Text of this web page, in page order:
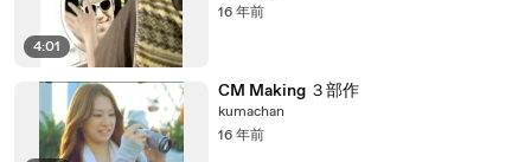
4:01
16 年前
CM Making ３部作
kumachan
16 年前